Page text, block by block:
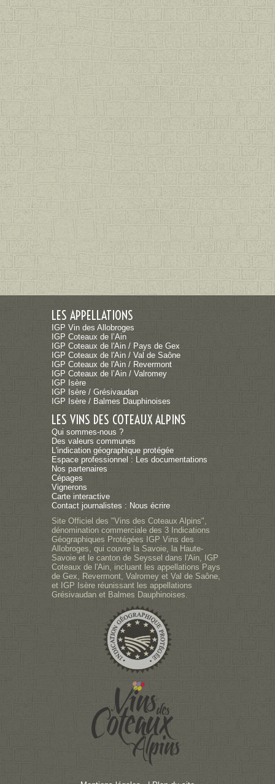
LES APPELLATIONS
IGP Vin des Allobroges
IGP Coteaux de l’Ain
IGP Coteaux de l'Ain / Pays de Gex
IGP Coteaux de l'Ain / Val de Saône
IGP Coteaux de l'Ain / Revermont
IGP Coteaux de l’Ain / Valromey
IGP Isère
IGP Isère / Grésivaudan
IGP Isère / Balmes Dauphinoises
LES VINS DES COTEAUX ALPINS
Qui sommes-nous ?
Des valeurs communes
L'indication géographique protégée
Espace professionnel : Les documentations
Nos partenaires
Cépages
Vignerons
Carte interactive
Contact journalistes : Nous écrire
Site Officiel des "Vins des Coteaux Alpins",
dénomination commerciale des 3 Indications
Géographiques Protégées IGP Vins des
Allobroges, qui couvre la Savoie, la Haute-
Savoie et le canton de Seyssel dans l'Ain, IGP
Coteaux de l'Ain, incluant les appellations Pays
de Gex, Revermont, Valromey et Val de Saône,
et IGP Isère réunissant les appellations
Grésivaudan et Balmes Dauphinoises.